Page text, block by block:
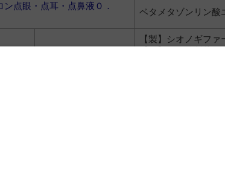
ン点眼・点耳・点鼻液０．
ベタメタゾンリン酸
【製】シオノギファ